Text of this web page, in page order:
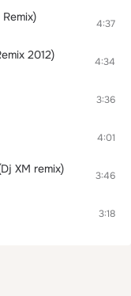
4:37
2012) 4:34
3:36
4:01
XM remix) 3:46
3:18